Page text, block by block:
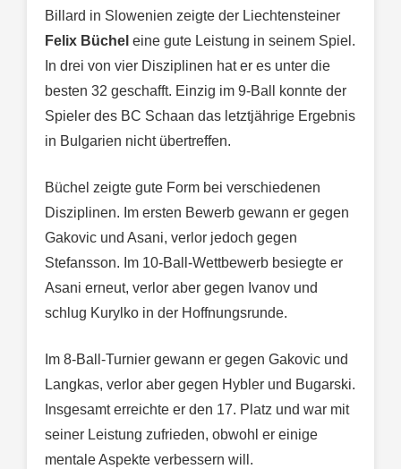
Billard in Slowenien zeigte der Liechtensteiner
Felix Büchel eine gute Leistung in seinem Spiel.
In drei von vier Disziplinen hat er es unter die
besten 32 geschafft. Einzig im 9-Ball konnte der
Spieler des BC Schaan das letztjährige Ergebnis
in Bulgarien nicht übertreffen.
Büchel zeigte gute Form bei verschiedenen
Disziplinen. Im ersten Bewerb gewann er gegen
Gakovic und Asani, verlor jedoch gegen
Stefansson. Im 10-Ball-Wettbewerb besiegte er
Asani erneut, verlor aber gegen Ivanov und
schlug Kurylko in der Hoffnungsrunde.
Im 8-Ball-Turnier gewann er gegen Gakovic und
Langkas, verlor aber gegen Hybler und Bugarski.
Insgesamt erreichte er den 17. Platz und war mit
seiner Leistung zufrieden, obwohl er einige
mentale Aspekte verbessern will.